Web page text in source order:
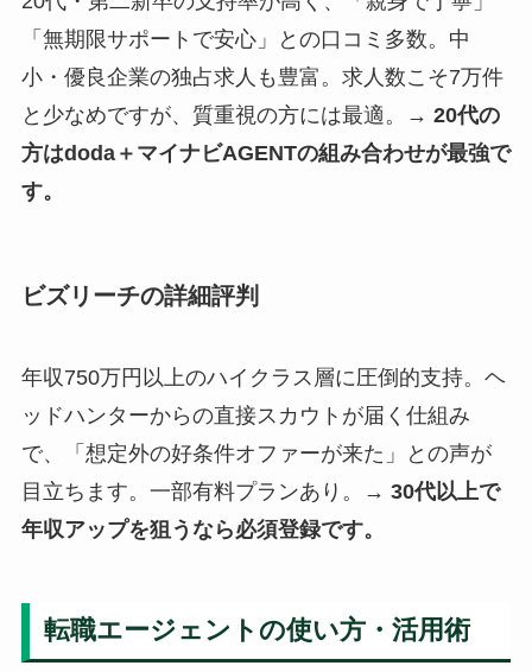
「無期限サポートで安心」との口コミ多数。中
小・優良企業の独占求人も豊富。求人数こそ7万件
と少なめですが、質重視の方には最適。
→ 20代の
方はdoda＋マイナビAGENTの組み合わせが最強で
す。
ビズリーチの詳細評判
年収750万円以上のハイクラス層に圧倒的支持。ヘ
ッドハンターからの直接スカウトが届く仕組み
で、「想定外の好条件オファーが来た」との声が
目立ちます。一部有料プランあり。
→ 30代以上で
年収アップを狙うなら必須登録です。
転職エージェントの使い方・活用術